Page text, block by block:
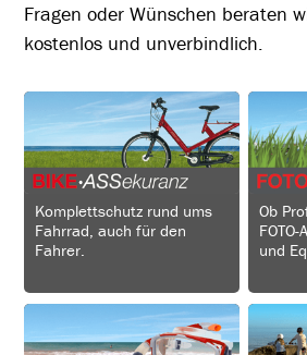
Fragen oder Wünschen beraten
kostenlos und unverbindlich.
Komplettschutz rund ums
Fahrrad, auch für den
Fahrer.
Ob
und